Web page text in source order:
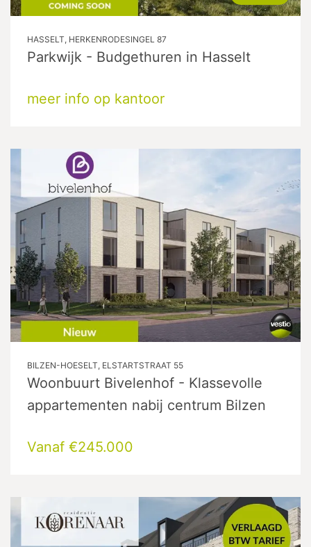
HASSELT, HERKENRODESINGEL 87
Parkwijk - Budgethuren in Hasselt
meer info op kantoor
BILZEN-HOESELT, ELSTARTSTRAAT 55
Woonbuurt Bivelenhof - Klassevolle
appartementen nabij centrum Bilzen
Vanaf €245.000